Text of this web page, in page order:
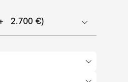
2.700 €)